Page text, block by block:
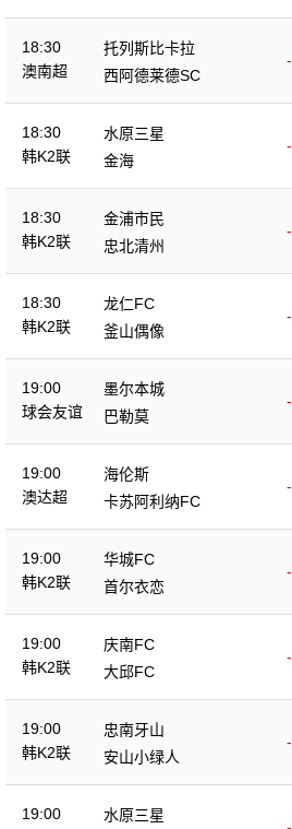
18:30
澳南超
托列斯比卡拉
-
西阿德莱德SC
18:30
韩K2联
水原三星
-
金海
18:30
韩K2联
金浦市民
-
忠北清州
18:30
韩K2联
龙仁FC
-
釜山偶像
19:00
球会友谊
墨尔本城
-
巴勒莫
19:00
澳达超
海伦斯
-
卡苏阿利纳FC
19:00
韩K2联
华城FC
-
首尔衣恋
19:00
韩K2联
庆南FC
-
大邱FC
19:00
韩K2联
忠南牙山
-
安山小绿人
19:00
水原三星